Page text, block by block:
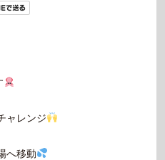
ャレンジ
へ移動